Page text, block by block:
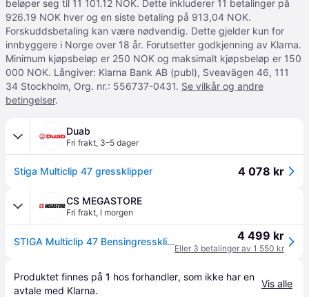
beløper seg til 11 101.12 NOK. Dette inkluderer 11 betalinger på
926.19 NOK hver og en siste betaling på 913,04 NOK.
Forskuddsbetaling kan være nødvendig. Dette gjelder kun for
innbyggere i Norge over 18 år. Forutsetter godkjenning av Klarna.
Minimum kjøpsbeløp er 250 NOK og maksimalt kjøpsbeløp er 150
000 NOK. Långiver: Klarna Bank AB (publ), Sveavägen 46, 111
34 Stockholm, Org. nr.: 556737-0431. Se vilkår og andre
betingelser.
Duab
Fri frakt, 3–5 dager
Stiga Multiclip 47 gressklipper 4 078 kr
CS MEGASTORE
Fri frakt, I morgen
STIGA Multiclip 47 Bensingressklipper 4 499 kr
Eller 3 betalinger av 1 550 kr
Produktet finnes på 1 hos forhandler, som ikke har en
avtale med Klarna.
Vis alle